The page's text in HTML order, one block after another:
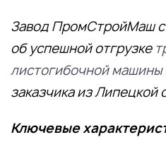
Завод ПромСтройМаш
об успешной отгрузке
листогибочной машины
заказчика из Липецкой
Ключевые